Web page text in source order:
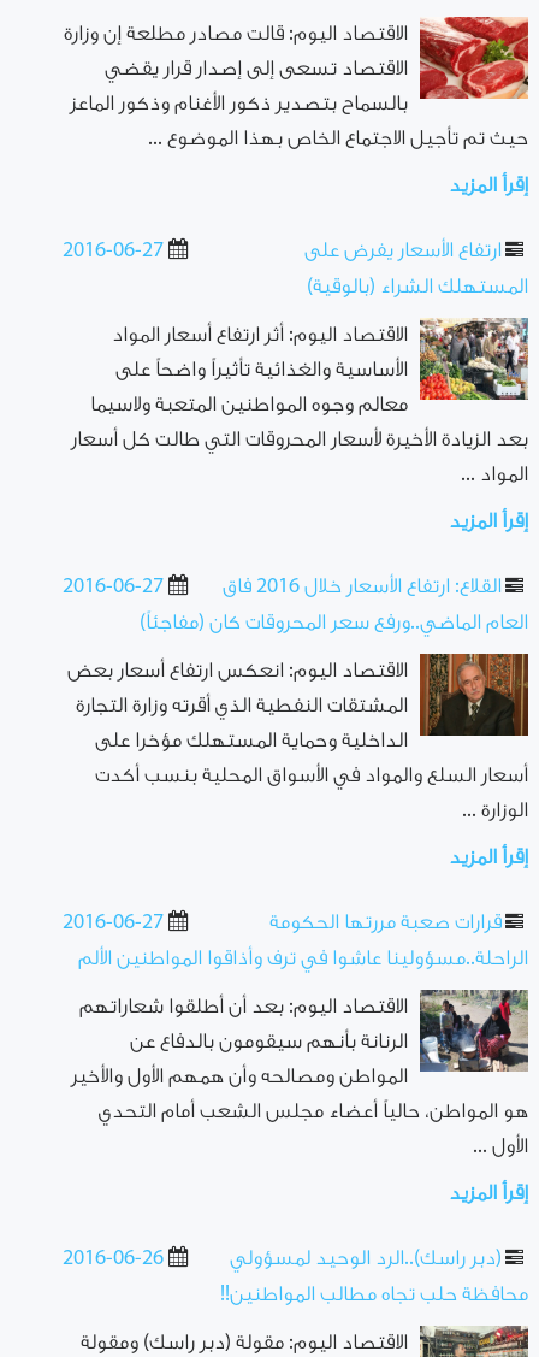
الاقتصاد اليوم: قالت مصادر مطلعة إن وزارة
الاقتصاد تسعى إلى إصدار قرار يقضي
بالسماح بتصدير ذكور الأغنام وذكور الماعز
حيث تم تأجيل الاجتماع الخاص بهذا الموضوع ...
إقرأ المزيد
2016-06-27
ارتفاع الأسعار يفرض على
المستهلك الشراء (بالوقية)
الاقتصاد اليوم: أثر ارتفاع أسعار المواد
الأساسية والغذائية تأثيراً واضحاً على
معالم وجوه المواطنين المتعبة ولاسيما
بعد الزيادة الأخيرة لأسعار المحروقات التي طالت كل أسعار
المواد ...
إقرأ المزيد
2016-06-27
القلاع: ارتفاع الأسعار خلال 2016 فاق
العام الماضي..ورفع سعر المحروقات كان (مفاجئاً)
الاقتصاد اليوم: انعكس ارتفاع أسعار بعض
المشتقات النفطية الذي أقرته وزارة التجارة
الداخلية وحماية المستهلك مؤخرا على
أسعار السلع والمواد في الأسواق المحلية بنسب أكدت
الوزارة ...
إقرأ المزيد
2016-06-27
قرارات صعبة مررتها الحكومة
الراحلة..مسؤولينا عاشوا في ترف وأذاقوا المواطنين الألم
الاقتصاد اليوم: بعد أن أطلقوا شعاراتهم
الرنانة بأنهم سيقومون بالدفاع عن
المواطن ومصالحه وأن همهم الأول والأخير
هو المواطن، حالياً أعضاء مجلس الشعب أمام التحدي
الأول ...
إقرأ المزيد
2016-06-26
(دبر راسك)..الرد الوحيد لمسؤولي
محافظة حلب تجاه مطالب المواطنين!!
الاقتصاد اليوم: مقولة (دبر راسك) ومقولة